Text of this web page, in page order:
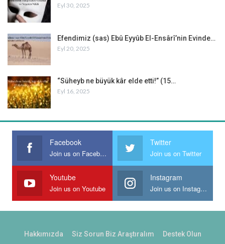
Eyl 30, 2025
Efendimiz (sas) Ebû Eyyûb El-Ensârî’nin Evinde…
Eyl 20, 2025
“Süheyb ne büyük kâr elde etti!” (15…
Eyl 16, 2025
Facebook
Join us on Facebook
Twitter
Join us on Twitter
Youtube
Join us on Youtube
Instagram
Join us on Instagram
Hakkımızda Siz Sorun Biz Araştıralım Destek Olun